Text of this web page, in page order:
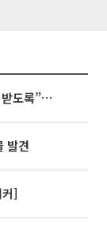
김정관 장관 “반도체 성과급, 주총 승인 받도록”…상법·자본시장법 개정 시사
발견
]